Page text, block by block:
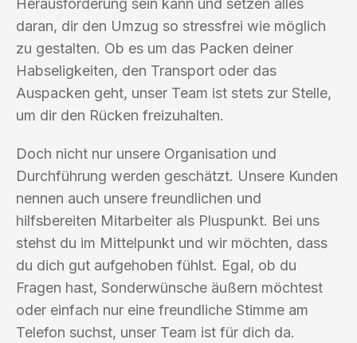
Herausforderung sein kann und setzen alles
daran, dir den Umzug so stressfrei wie möglich
zu gestalten. Ob es um das Packen deiner
Habseligkeiten, den Transport oder das
Auspacken geht, unser Team ist stets zur Stelle,
um dir den Rücken freizuhalten.
Doch nicht nur unsere Organisation und
Durchführung werden geschätzt. Unsere Kunden
nennen auch unsere freundlichen und
hilfsbereiten Mitarbeiter als Pluspunkt. Bei uns
stehst du im Mittelpunkt und wir möchten, dass
du dich gut aufgehoben fühlst. Egal, ob du
Fragen hast, Sonderwünsche äußern möchtest
oder einfach nur eine freundliche Stimme am
Telefon suchst, unser Team ist für dich da.